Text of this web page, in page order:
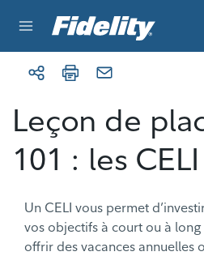
Leçon de
101 : les CELI
Un CELI vous permet
vos objectifs à court ou à
offrir des vacances annuelles